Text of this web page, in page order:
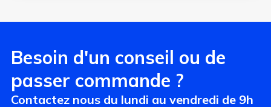
Besoin d'un conseil ou de
passer commande ?
Contactez nous du lundi au vendredi de 9h